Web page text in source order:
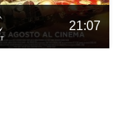
21:07